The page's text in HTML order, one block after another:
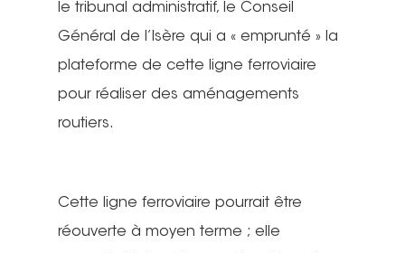
le tribunal administratif, le Conseil
Général de l’Isère qui a « emprunté » la
plateforme de cette ligne ferroviaire
pour réaliser des aménagements
routiers.
Cette ligne ferroviaire pourrait être
réouverte à moyen terme ; elle